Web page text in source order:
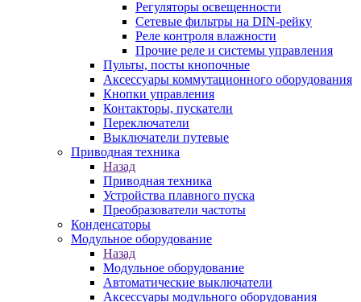
Регуляторы освещенности
Сетевые фильтры на DIN-рейку
Реле контроля влажности
Прочие реле и системы управления
Пульты, посты кнопочные
Аксессуары коммутационного оборудования
Кнопки управления
Контакторы, пускатели
Переключатели
Выключатели путевые
Приводная техника
Назад
Приводная техника
Устройства плавного пуска
Преобразователи частоты
Конденсаторы
Модульное оборудование
Назад
Модульное оборудование
Автоматические выключатели
Аксессуары модульного оборудования